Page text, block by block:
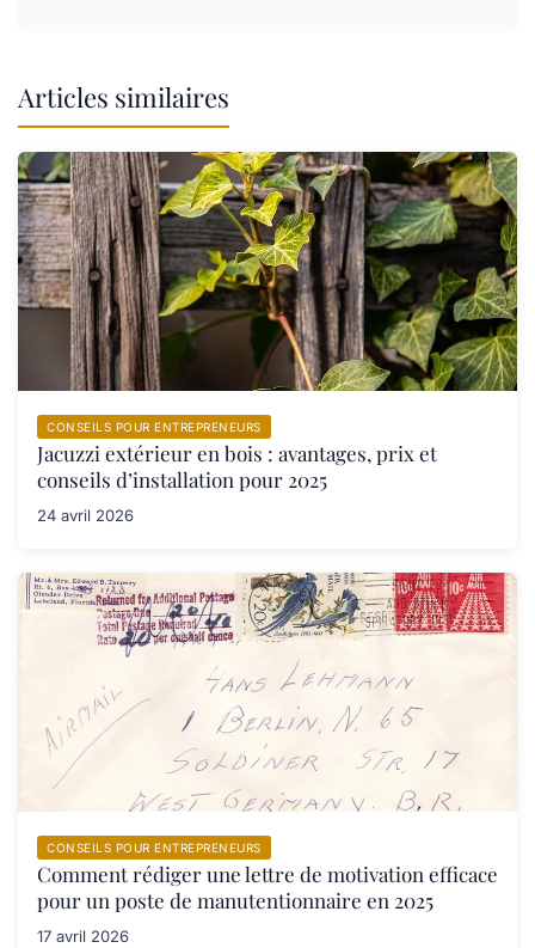
Articles similaires
CONSEILS POUR ENTREPRENEURS
Jacuzzi extérieur en bois : avantages, prix et
conseils d’installation pour 2025
24 avril 2026
CONSEILS POUR ENTREPRENEURS
Comment rédiger une lettre de motivation efficace
pour un poste de manutentionnaire en 2025
17 avril 2026